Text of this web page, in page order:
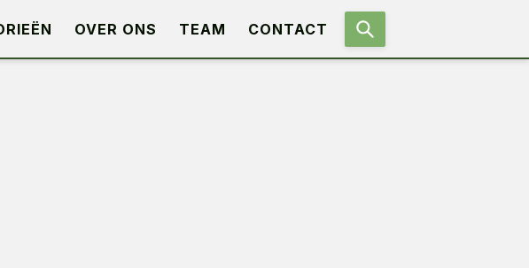
OVER ONS TEAM CONTACT